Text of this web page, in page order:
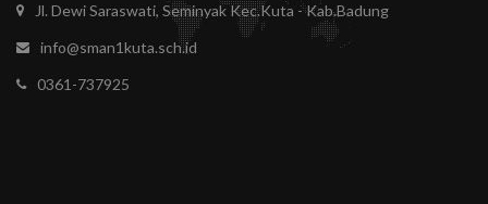
Jl. Dewi Saraswati, Seminyak Kec.Kuta - Kab.Badung
info@sman1kuta.sch.id
0361-737925